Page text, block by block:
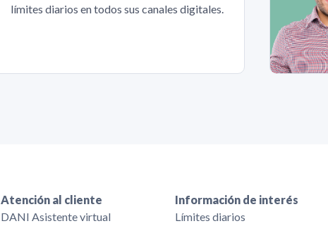
límites diarios en todos sus canales digitales.
Atención al cliente
DANI Asistente virtual
Información de interés
Límites diarios